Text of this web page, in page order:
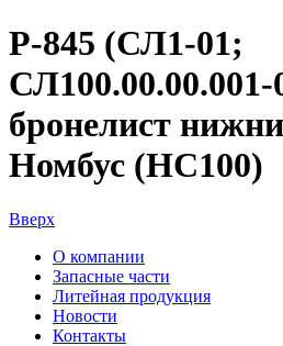
Р-845 (СЛ1-01;
бронелист
Номбус (НС100)
Вверх
О компании
Запасные части
Литейная продукция
Новости
Контакты